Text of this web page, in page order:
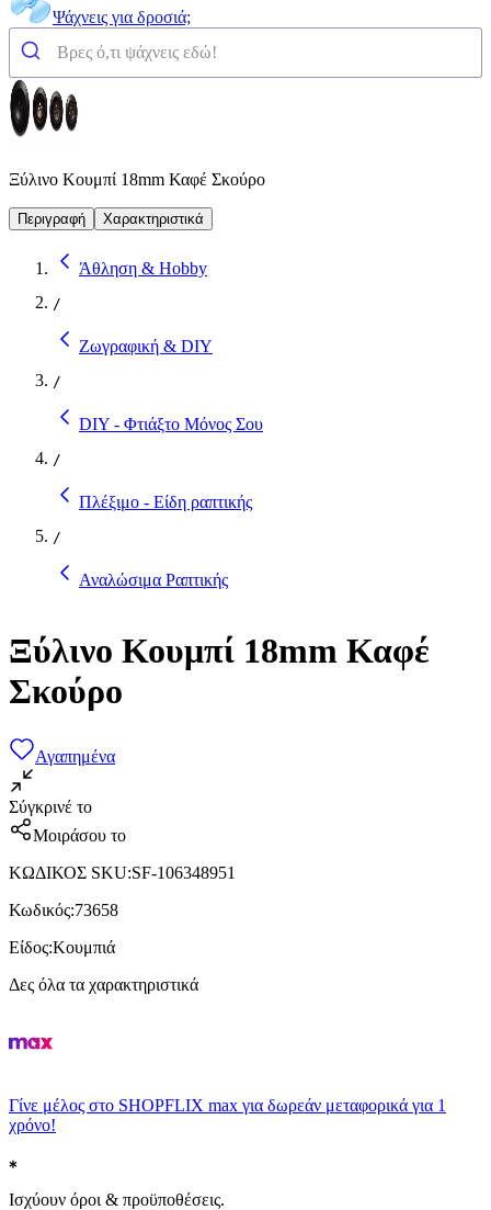
Ψάχνεις για δροσιά;
Ξύλινο Κουμπί 18mm Καφέ Σκούρο
Περιγραφή Χαρακτηριστικά
Άθληση & Hobby
/
Ζωγραφική & DIY
/
DIY - Φτιάξτο Μόνος Σου
/
Πλέξιμο - Είδη ραπτικής
/
Αναλώσιμα Ραπτικής
Ξύλινο Κουμπί 18mm Καφέ
Σκούρο
Αγαπημένα
Σύγκρινέ το
Μοιράσου το
ΚΩΔΙΚΟΣ SKU:SF-106348951
Κωδικός:73658
Είδος:Κουμπιά
Δες όλα τα χαρακτηριστικά
Γίνε μέλος στο SHOPFLIX max για δωρεάν μεταφορικά για 1
χρόνο!
Ισχύουν όροι & προϋποθέσεις.